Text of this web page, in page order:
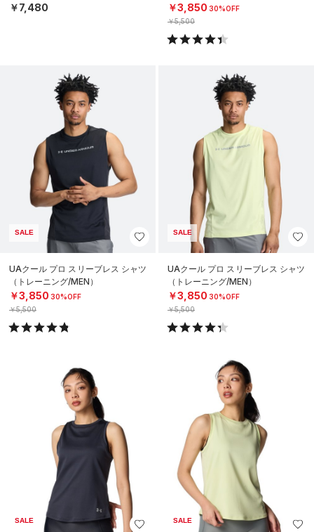
￥7,480 ￥3,850 30%OFF
￥5,500
SALE
UAクール プロ スリーブレス シャツ
（トレーニング/MEN）
￥3,850 30%OFF
￥5,500
SALE
UAクール プロ スリーブレス シャツ
（トレーニング/MEN）
￥3,850 30%OFF
￥5,500
SALE SALE